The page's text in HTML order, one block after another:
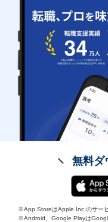
無料ダ
※App StoreはApple Inc.のサービ
※Android、Google Playは